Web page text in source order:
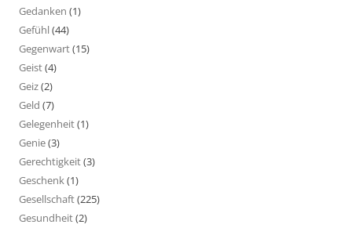
Gedanken (1)
Gefühl(44)
Gegenwart(15)
Geist(4)
Geiz(2)
Geld (7)
Gelegenheit(1)
Genie(3)
Gerechtigkeit(3)
Geschenk(1)
Gesellschaft(225)
Gesundheit(2)